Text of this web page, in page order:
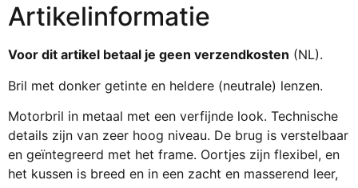
Artikelinformatie
Voor dit artikel betaal je geen verzendkosten (NL).
Bril met donker getinte en heldere (neutrale) lenzen.
Motorbril in metaal met een verfijnde look. Technische
details zijn van zeer hoog niveau. De brug is verstelbaar
en geïntegreerd met het frame. Oortjes zijn flexibel, en
het kussen is breed en in een zacht en masserend leer,